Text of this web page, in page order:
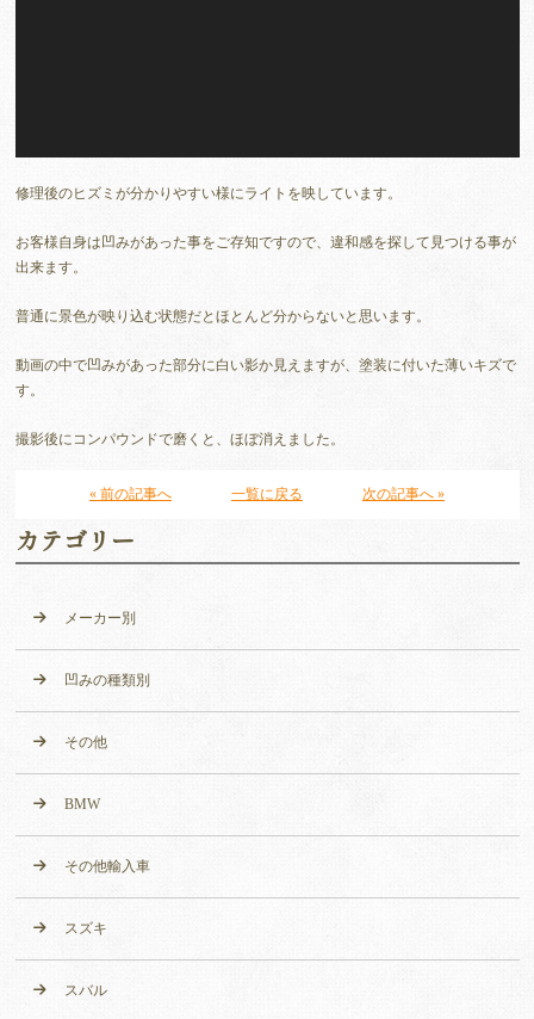
修理後のヒズミが分かりやすい様にライトを映しています。
お客様自身は凹みがあった事をご存知ですので、違和感を探して見つける事が
出来ます。
普通に景色が映り込む状態だとほとんど分からないと思います。
動画の中で凹みがあった部分に白い影か見えますが、塗装に付いた薄いキズで
す。
撮影後にコンパウンドで磨くと、ほぼ消えました。
« 前の記事へ 一覧に戻る 次の記事へ »
カテゴリー
メーカー別
凹みの種類別
その他
BMW
その他輸入車
スズキ
スバル